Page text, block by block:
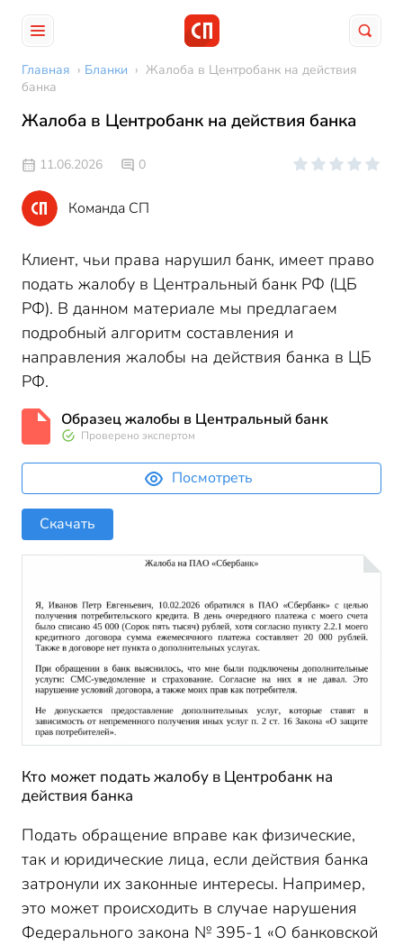
Главная › Бланки › Жалоба в Центробанк на действия
банка
Жалоба в Центробанк на действия банка
11.06.2026 0
Команда СП
Клиент, чьи права нарушил банк, имеет право
подать жалобу в Центральный банк РФ (ЦБ
РФ). В данном материале мы предлагаем
подробный алгоритм составления и
направления жалобы на действия банка в ЦБ
РФ.
Образец жалобы в Центральный банк
Проверено экспертом
Посмотреть
Скачать
Кто может подать жалобу в Центробанк на
действия банка
Подать обращение вправе как физические,
так и юридические лица, если действия банка
затронули их законные интересы. Например,
это может происходить в случае нарушения
Федерального закона № 395-1 «О банковской